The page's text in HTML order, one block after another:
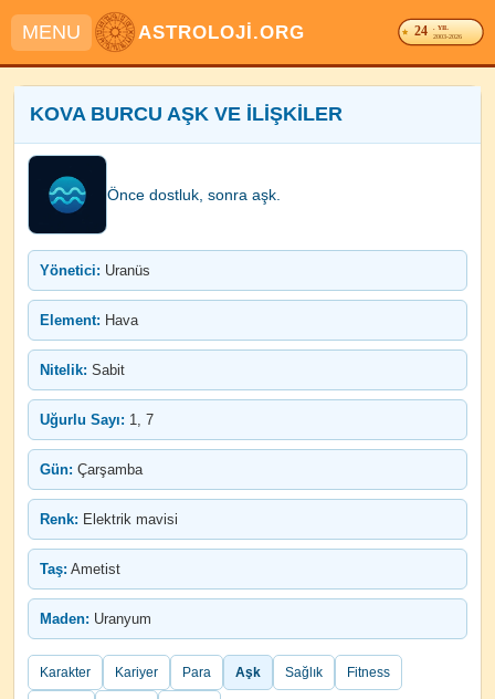
MENU ASTROLOJİ.ORG 24 . YIL
2003-2026
KOVA BURCU AŞK VE İLİŞKİLER
Önce dostluk, sonra aşk.
Yönetici: Uranüs
Element: Hava
Nitelik: Sabit
Uğurlu Sayı: 1, 7
Gün: Çarşamba
Renk: Elektrik mavisi
Taş: Ametist
Maden: Uranyum
Karakter Kariyer Para Aşk Sağlık Fitness